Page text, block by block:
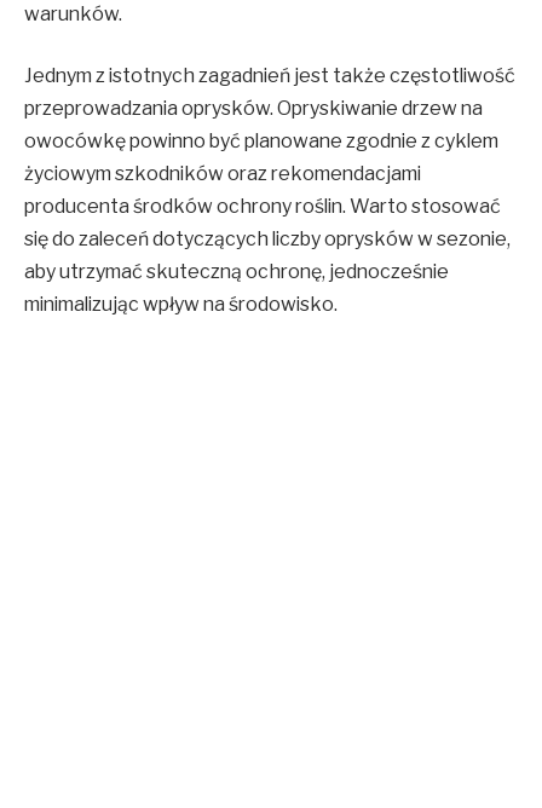
warunków.
Jednym z istotnych zagadnień jest także częstotliwość
przeprowadzania oprysków. Opryskiwanie drzew na
owocówkę powinno być planowane zgodnie z cyklem
życiowym szkodników oraz rekomendacjami
producenta środków ochrony roślin. Warto stosować
się do zaleceń dotyczących liczby oprysków w sezonie,
aby utrzymać skuteczną ochronę, jednocześnie
minimalizując wpływ na środowisko.